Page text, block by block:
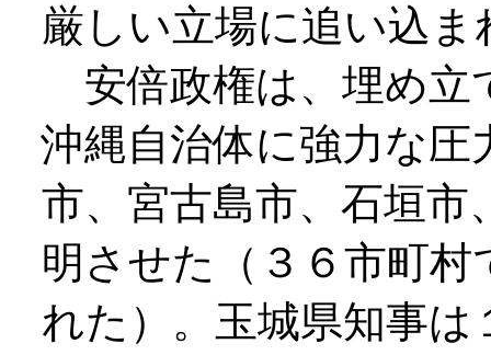
厳しい立場に追い込ま
安倍政権は、埋め立
沖縄自治体に強力な圧
市、宮古島市、石垣
明させた（３６市町
れた）。玉城県知事